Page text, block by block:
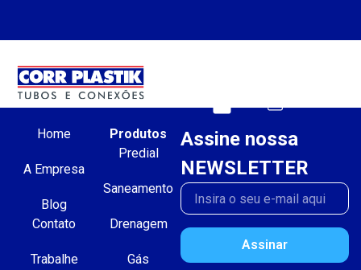
Home
A Empresa
Blog
Contato
Trabalhe
Produtos
Predial
Saneamento
Drenagem
Gás
Assine nossa
NEWSLETTER
Assinar